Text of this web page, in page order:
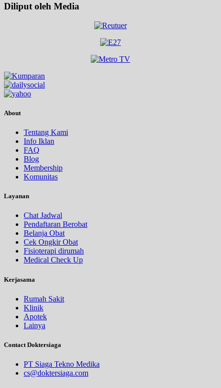
Diliput oleh Media
About
Tentang Kami
Info Iklan
FAQ
Blog
Membership
Komunitas
Layanan
Chat Jadwal
Pendaftaran Berobat
Belanja Obat
Cek Ongkir Obat
Fisioterapi dirumah
Medical Check Up
Kerjasama
Rumah Sakit
Klinik
Apotek
Lainya
Contact Doktersiaga
PT Siaga Tekno Medika
cs@doktersiaga.com